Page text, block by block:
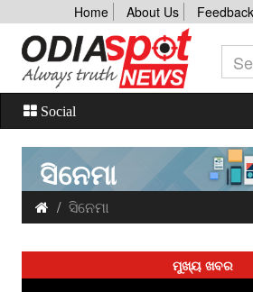
Home About Us Feedback
Social
ସିନେମା
ସିନେମା
ମୁଖ୍ୟ ଖବର